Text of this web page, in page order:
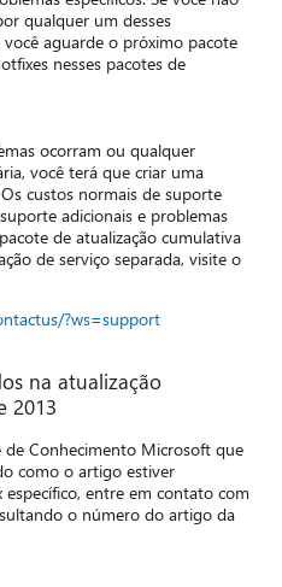
qualquer um desses
aguarde o próximo pacote
nesses pacotes de
ocorram ou qualquer
você terá que criar uma
custos normais de suporte
adicionais e problemas
de atualização cumulativa
de serviço separada, visite o
?ws=support
na atualização
2013
Conhecimento Microsoft que
como o artigo estiver
entre em contato com
o número do artigo da